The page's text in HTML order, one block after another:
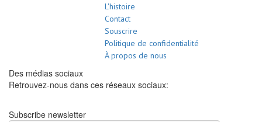
L'histoire
Contact
Souscrire
Politique de confidentialité
À propos de nous
Des médias sociaux
Retrouvez-nous dans ces réseaux sociaux:
Subscribe newsletter